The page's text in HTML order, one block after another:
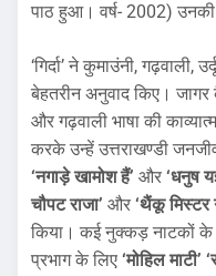
पाठ हुआ। वर्ष- 2002)
‘गिर्दा’ ने कुमाउंनी,
बेहतरीन अनुवाद किए। जागर
और गढ़वाली भाषा की
करके उन्हें उत्तराखण्डी
‘नगाड़े खामोश हैं’ और ‘धनुष
चौपट राजा’ और ‘थैंकू मिस्टर
किया। कई नुक्कड़ नाटकों
प्रभाग के लिए ‘मोहिल माटी’